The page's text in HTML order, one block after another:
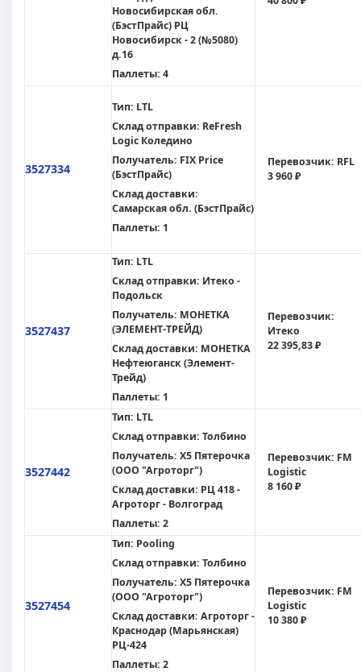
Новосибирская обл.
(БэстПрайс) РЦ
Новосибирск - 2 (№5080)
д.16
Паллеты: 4
3527334
Тип: LTL
Склад отправки: ReFresh
Logic Коледино
Получатель: FIX Price
(БэстПрайс)
Склад доставки:
Самарская обл. (БэстПрайс)
Паллеты: 1
Перевозчик: RFL
3 960 ₽
3527437
Тип: LTL
Склад отправки: Итеко -
Подольск
Получатель: МОНЕТКА
(ЭЛЕМЕНТ-ТРЕЙД)
Склад доставки: МОНЕТКА
Нефтеюганск (Элемент-
Трейд)
Паллеты: 1
Перевозчик:
Итеко
22 395,83 ₽
3527442
Тип: LTL
Склад отправки: Толбино
Получатель: X5 Пятерочка
(ООО "Агроторг")
Склад доставки: РЦ 418 -
Агроторг - Волгоград
Паллеты: 2
Перевозчик: FM
Logistic
8 160 ₽
3527454
Тип: Pooling
Склад отправки: Толбино
Получатель: X5 Пятерочка
(ООО "Агроторг")
Склад доставки: Агроторг -
Краснодар (Марьянская)
РЦ-424
Паллеты: 2
Перевозчик: FM
Logistic
10 380 ₽